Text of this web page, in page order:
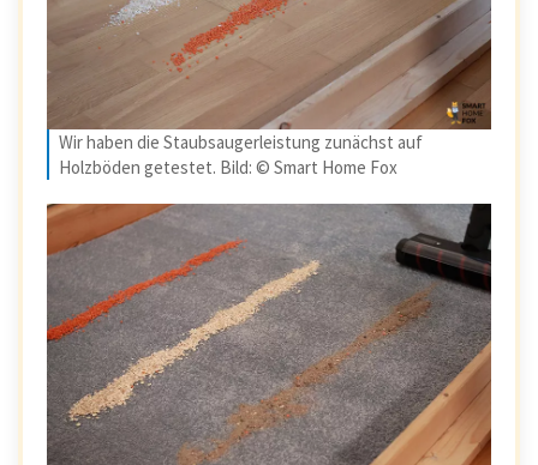
Wir haben die Staubsaugerleistung zunächst auf
Holzböden getestet. Bild: © Smart Home Fox